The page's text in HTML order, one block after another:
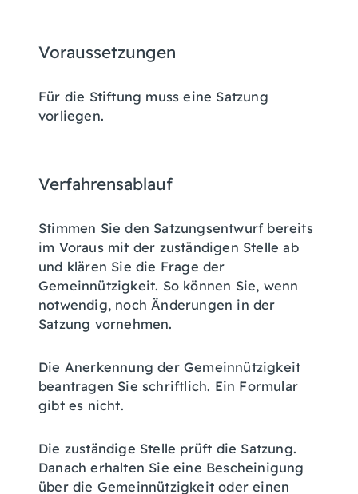
Voraussetzungen
Für die Stiftung muss eine Satzung
vorliegen.
Verfahrensablauf
Stimmen Sie den Satzungsentwurf bereits
im Voraus mit der zuständigen Stelle ab
und klären Sie die Frage der
Gemeinnützigkeit. So können Sie, wenn
notwendig, noch Änderungen in der
Satzung vornehmen.
Die Anerkennung der Gemeinnützigkeit
beantragen Sie schriftlich. Ein Formular
gibt es nicht.
Die zuständige Stelle prüft die Satzung.
Danach erhalten Sie eine Bescheinigung
über die Gemeinnützigkeit oder einen